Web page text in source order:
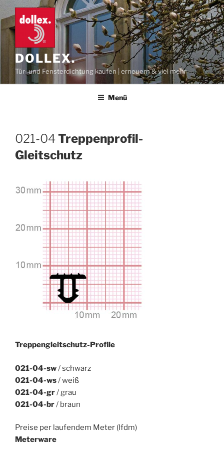
Zum
Inhalt
springen
DOLLEX.
Tür- und Fensterdichtung kaufen | erneuern & viel mehr
Menü
021-04Treppenprofil-
Gleitschutz
Treppengleitschutz-Profile
021-04-sw/ schwarz
021-04-ws/ weiß
021-04-gr/ grau
021-04-br/ braun
Preise per laufendem Meter (lfdm)
Meterware